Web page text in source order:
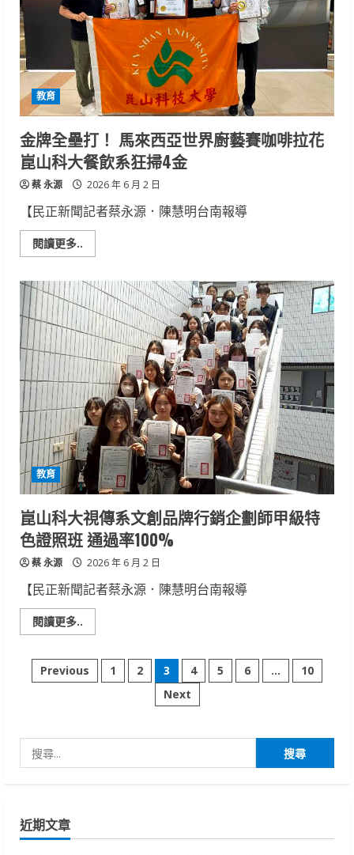
115
級
畢
業
典
禮，
見
證
畢
業
生
熱
血
啟
航
教育
金牌全壘打！ 馬來西亞世界廚藝賽咖啡拉花
崑山科大餐飲系狂掃4金
蔡 永源 2026 年 6 月 2 日
【民正新聞記者蔡永源．陳慧明台南報導
閱讀更多..
more
牌
全
壘
打！
馬
來
西
亞
世
界
廚
藝
賽
咖
啡
拉
花
崑
山
科
大
餐
飲
系
狂
掃
金
教育
崑山科大視傳系文創品牌行銷企劃師甲級特
色證照班 通過率100%
蔡 永源 2026 年 6 月 2 日
【民正新聞記者蔡永源．陳慧明台南報導
閱讀更多..
more
山
科
大
創
牌
級
文
分
頁
Previous 1 2 3 4 5 6 ...
10
Next
尋
字:
近期文章